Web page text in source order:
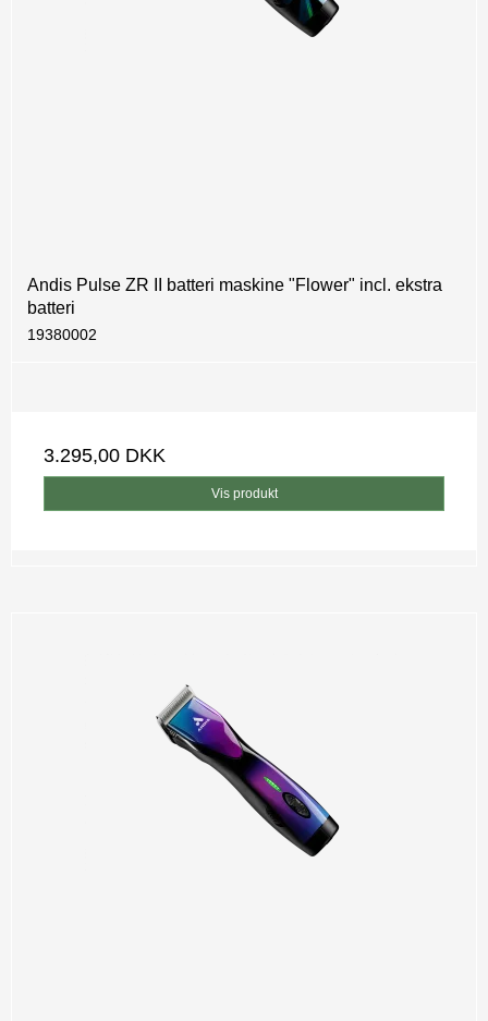
Andis Pulse ZR II batteri maskine "Flower" incl. ekstra
batteri
19380002
3.295,00 DKK
Vis produkt